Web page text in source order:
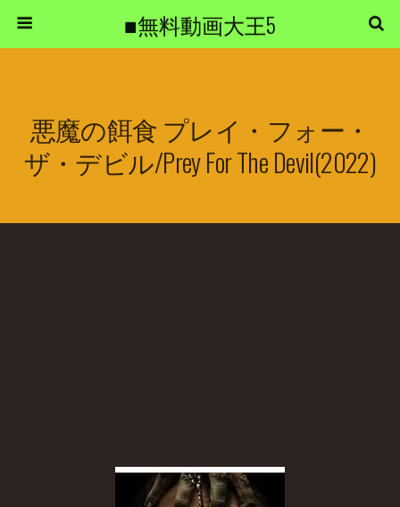
■無料動画大王5
悪魔の餌食 プレイ・フォー・
ザ・デビル/Prey For The Devil(2022)